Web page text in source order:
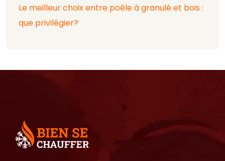
Le meilleur choix entre poêle à granulé et bois :
que privilégier?